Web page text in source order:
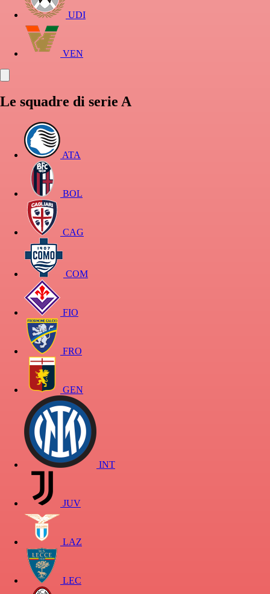
UDI
VEN
Le squadre di serie A
ATA
BOL
CAG
COM
FIO
FRO
GEN
INT
JUV
LAZ
LEC